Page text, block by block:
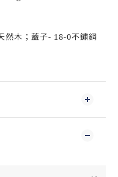
然木；蓋子- 18-0不鏽鋼